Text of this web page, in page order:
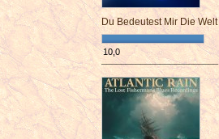
Du Bedeutest Mir Die Welt
10,0
¯¯¯¯¯¯¯¯¯¯¯¯¯¯¯¯¯¯¯¯¯¯¯¯